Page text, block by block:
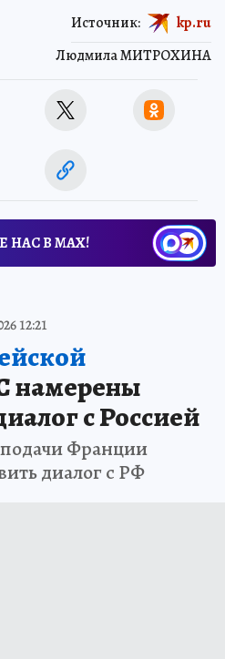
Людмила МИТРОХИНА
Источник: kp.ru
НАС В МАХ!
12:21
намерены
с Россией
Франции
диалог с РФ